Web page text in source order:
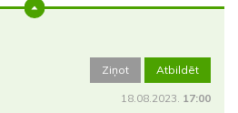
Ziņot Atbildēt
18.08.2023. 17:00